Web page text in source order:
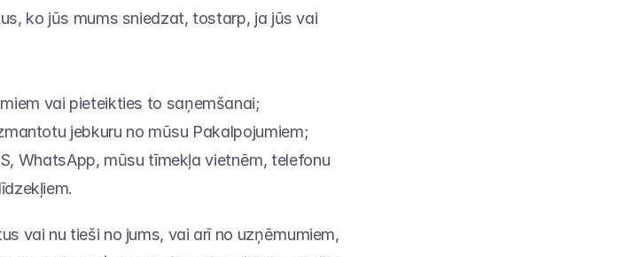
ko jūs mums sniedzat, tostarp, ja jūs vai
vai pieteikties to saņemšanai;
jebkuru no mūsu Pakalpojumiem;
WhatsApp, mūsu tīmekļa vietnēm, telefonu
vai nu tieši no jums, vai arī no uzņēmumiem,